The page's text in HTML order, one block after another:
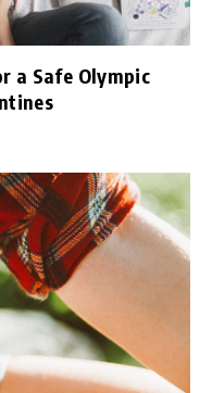
a Safe Olympic